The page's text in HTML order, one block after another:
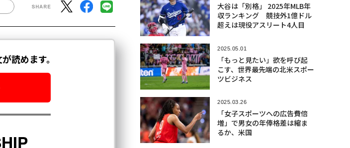
大谷は「別格」 2025年MLB年
収ランキング 競技外1億ドル
超えは現役アスリート4人目
2025.05.01
「もっと見たい」欲を呼び起
こす、世界最先端の北米スポー
ツビジネス
2025.03.26
「女子スポーツへの広告費倍
増」で男女の年俸格差は縮ま
るか、米国